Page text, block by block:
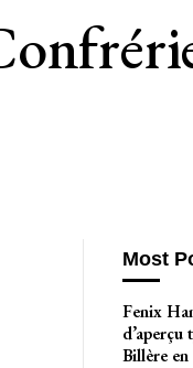
Most
Fenix
Billère